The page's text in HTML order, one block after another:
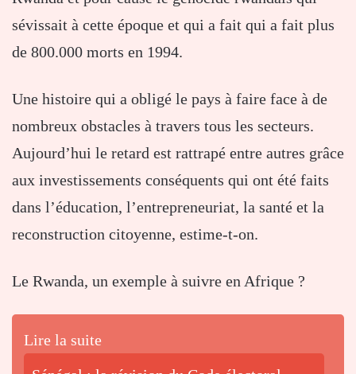
sévissait à cette époque et qui a fait qui a fait plus
de 800.000 morts en 1994.
Une histoire qui a obligé le pays à faire face à de
nombreux obstacles à travers tous les secteurs.
Aujourd’hui le retard est rattrapé entre autres grâce
aux investissements conséquents qui ont été faits
dans l’éducation, l’entrepreneuriat, la santé et la
reconstruction citoyenne, estime-t-on.
Le Rwanda, un exemple à suivre en Afrique ?
Lire la suite